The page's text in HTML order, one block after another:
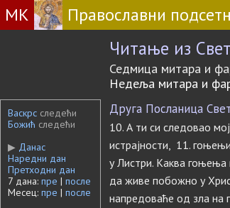
МК Православни
Читање из
Седмица митара и
Недеља митара и
Васкрс следећи
Божић следећи
▶ Данас
Наредни дан
Претходни дан
7 дана: пре | после
Месец: пре | после
Друга Посланица
10. А ти си следовао
истрајности, 11.
у Листри. Каква гоњења
да живе побожно у
напредоваће од зла на